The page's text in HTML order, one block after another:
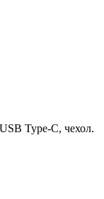
Type-C, чехол.